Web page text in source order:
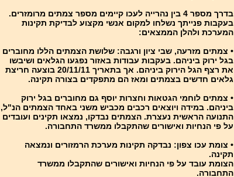
בדרך מספר 4 בין נהרייה לעכו קיימים מספר צמתים מרומזרים.
בעקבות פנייתך נשלחו למקום אנשי מקצוע לבדיקת תקינות
המערכת ולהלן הממצאים:
• צמתים מזרעה, שבי ציון ורגבה: שלושת הצמתים הללו מחוברים
בגל ירוק ביניהם. בעקבות עבודות באזור נפגעו הגלאים ושיבשו
את רצף הגל הירוק ביניהם. אך בתאריך 20/11/11 בוצעה חריצת
גלאים חדשים בצמתים ומאז הם מתפקדים בצורה תקינה.
• צמתים לוחמי הגטאות וחצרות יוסף גם מחוברים בגל ירוק
ביניהם. במידה ויוצאים רכבים מכביש משני באחד הצמתים הנ"ל,
התנועה הראשית נעצרת. הצמתים נבדקו, נמצאו תקינים ועובדים
על פי הנחיות ואישורים שהתקבלו ממשרד התחבורה.
• צומת עכו צפון: נבדקה תקינות מערכת הרמזורים ונמצאה
תקינה.
הצומת עובד על פי הנחיות ואישורים שהתקבלו ממשרד
התחבורה.